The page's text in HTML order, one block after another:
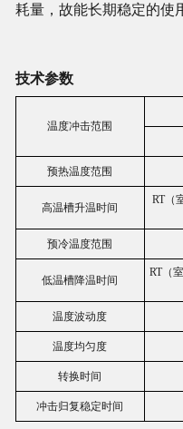
耗量，故能长期稳定的使
技术参数
温度冲击范围
预热温度范围
高温槽升温时间
RT（
预冷温度范围
低温槽降温时间
RT（
温度波动度
温度均匀度
转换时间
冲击归复稳定时间